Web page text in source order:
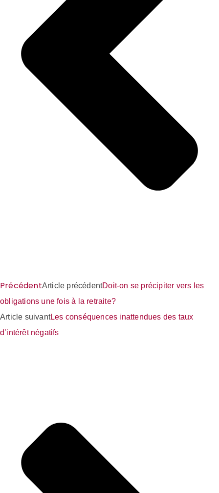
PrécédentArticle précédentDoit-on se précipiter vers les
obligations une fois à la retraite?
Article suivantLes conséquences inattendues des taux
d’intérêt négatifs